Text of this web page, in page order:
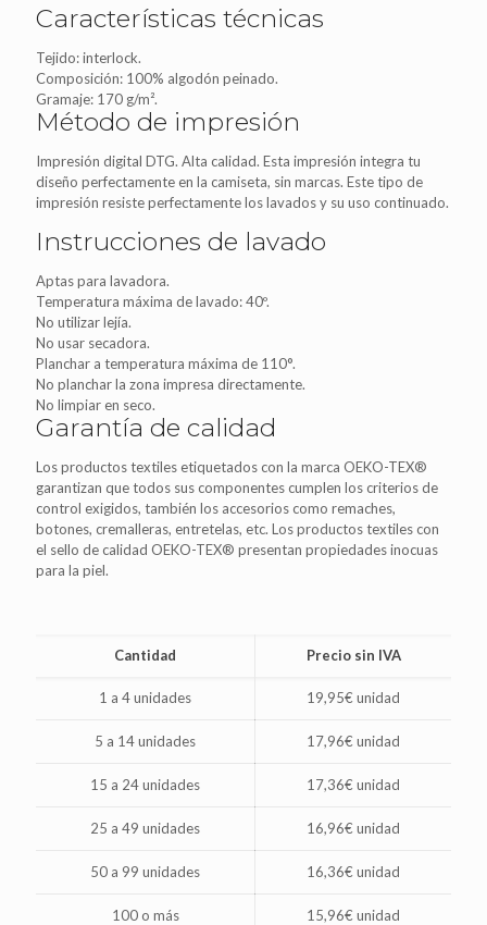
Características técnicas
Tejido: interlock.
Composición: 100% algodón peinado.
Gramaje: 170 g/m².
Método de impresión
Impresión digital DTG. Alta calidad. Esta impresión integra tu
diseño perfectamente en la camiseta, sin marcas. Este tipo de
impresión resiste perfectamente los lavados y su uso continuado.
Instrucciones de lavado
Aptas para lavadora.
Temperatura máxima de lavado: 40º.
No utilizar lejía.
No usar secadora.
Planchar a temperatura máxima de 110°.
No planchar la zona impresa directamente.
No limpiar en seco.
Garantía de calidad
Los productos textiles etiquetados con la marca OEKO-TEX®
garantizan que todos sus componentes cumplen los criterios de
control exigidos, también los accesorios como remaches,
botones, cremalleras, entretelas, etc. Los productos textiles con
el sello de calidad OEKO-TEX® presentan propiedades inocuas
para la piel.
Cantidad Precio sin IVA
1 a 4 unidades 19,95€ unidad
5 a 14 unidades 17,96€ unidad
15 a 24 unidades 17,36€ unidad
25 a 49 unidades 16,96€ unidad
50 a 99 unidades 16,36€ unidad
100 o más 15,96€ unidad